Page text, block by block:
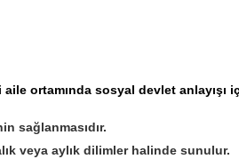
ortamında sosyal devlet
sağlanmasıdır.
veya aylık dilimler halinde sunulur.